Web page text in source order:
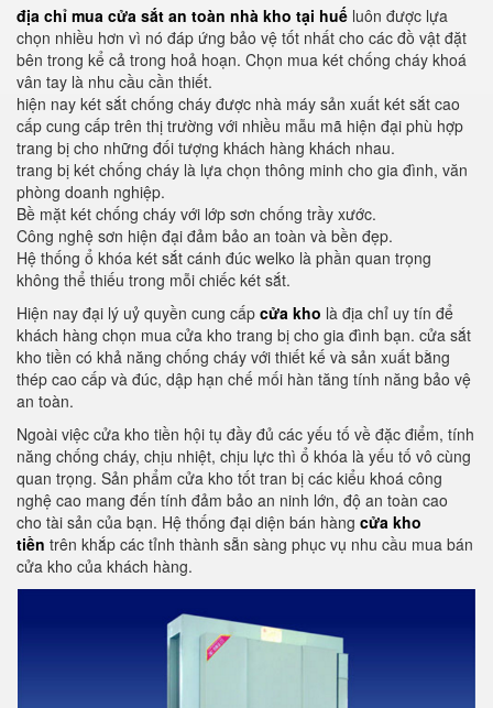
địa chỉ mua cửa sắt an toàn nhà kho tại huế luôn được lựa
chọn nhiều hơn vì nó đáp ứng bảo vệ tốt nhất cho các đồ vật đặt
bên trong kể cả trong hoả hoạn. Chọn mua két chống cháy khoá
vân tay là nhu cầu cần thiết.
hiện nay két sắt chống cháy được nhà máy sản xuất két sắt cao
cấp cung cấp trên thị trường với nhiều mẫu mã hiện đại phù hợp
trang bị cho những đối tượng khách hàng khách nhau.
trang bị két chống cháy là lựa chọn thông minh cho gia đình, văn
phòng doanh nghiệp.
Bề mặt két chống cháy với lớp sơn chống trầy xước.
Công nghệ sơn hiện đại đảm bảo an toàn và bền đẹp.
Hệ thống ổ khóa két sắt cánh đúc welko là phần quan trọng
không thể thiếu trong mỗi chiếc két sắt.
Hiện nay đại lý uỷ quyền cung cấp cửa kho là địa chỉ uy tín để
khách hàng chọn mua cửa kho trang bị cho gia đình bạn. cửa sắt
kho tiền có khả năng chống cháy với thiết kế và sản xuất bằng
thép cao cấp và đúc, dập hạn chế mối hàn tăng tính năng bảo vệ
an toàn.
Ngoài việc cửa kho tiền hội tụ đầy đủ các yếu tố về đặc điểm, tính
năng chống cháy, chịu nhiệt, chịu lực thì ổ khóa là yếu tố vô cùng
quan trọng. Sản phẩm cửa kho tốt tran bị các kiểu khoá công
nghệ cao mang đến tính đảm bảo an ninh lớn, độ an toàn cao
cho tài sản của bạn. Hệ thống đại diện bán hàng cửa kho
tiền trên khắp các tỉnh thành sẵn sàng phục vụ nhu cầu mua bán
cửa kho của khách hàng.